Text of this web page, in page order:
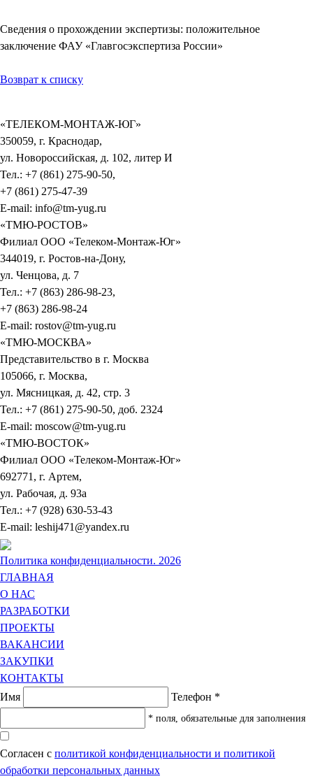
Сведения о прохождении экспертизы: положительное
заключение ФАУ «Главгосэкспертиза России»
Возврат к списку
«ТЕЛЕКОМ-МОНТАЖ-ЮГ»
350059, г. Краснодар,
ул. Новороссийская, д. 102, литер И
Тел.: +7 (861) 275-90-50,
+7 (861) 275-47-39
E-mail: info@tm-yug.ru
«ТМЮ-РОСТОВ»
Филиал ООО «Телеком-Монтаж-Юг»
344019, г. Ростов-на-Дону,
ул. Ченцова, д. 7
Тел.: +7 (863) 286-98-23,
+7 (863) 286-98-24
E-mail: rostov@tm-yug.ru
«ТМЮ-МОСКВА»
Представительство в г. Москва
105066, г. Москва,
ул. Мясницкая, д. 42, стр. 3
Тел.: +7 (861) 275-90-50, доб. 2324
E-mail: moscow@tm-yug.ru
«ТМЮ-ВОСТОК»
Филиал ООО «Телеком-Монтаж-Юг»
692771, г. Артем,
ул. Рабочая, д. 93а
Тел.: +7 (928) 630-53-43
E-mail: leshij471@yandex.ru
Политика конфиденциальности. 2026
ГЛАВНАЯ
О НАС
РАЗРАБОТКИ
ПРОЕКТЫ
ВАКАНСИИ
ЗАКУПКИ
КОНТАКТЫ
Имя
Телефон *
* поля, обязательные для заполнения
Согласен с политикой конфиденциальности и политикой
обработки персональных данных